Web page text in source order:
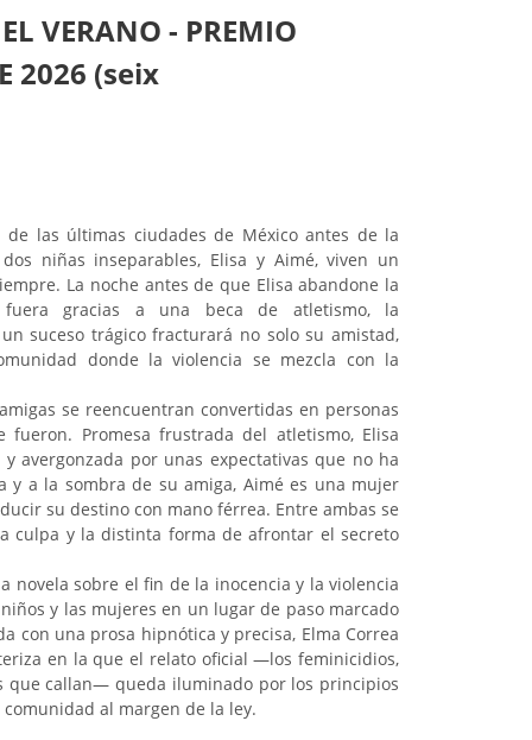
VERANO - PREMIO
2026 (seix
las últimas ciudades de México antes de la
niñas inseparables, Elisa y Aimé, viven un
La noche antes de que Elisa abandone la
gracias a una beca de atletismo, la
suceso trágico fracturará no solo su amistad,
donde la violencia se mezcla con la
se reencuentran convertidas en personas
Promesa frustrada del atletismo, Elisa
avergonzada por unas expectativas que no ha
y a la sombra de su amiga, Aimé es una mujer
su destino con mano férrea. Entre ambas se
culpa y la distinta forma de afrontar el secreto
novela sobre el fin de la inocencia y la violencia
y las mujeres en un lugar de paso marcado
con una prosa hipnótica y precisa, Elma Correa
en la que el relato oficial —los feminicidios,
que callan— queda iluminado por los principios
al margen de la ley.